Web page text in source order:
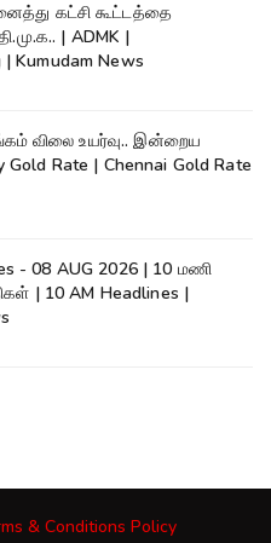
கட்சி கூட்டத்தை
| ADMK |
Kumudam News
விலை உயர்வு.. இன்றைய
Gold Rate | Chennai Gold Rate
- 08 AUG 2026 | 10 மணி
| 10 AM Headlines |
& Conditions Policy